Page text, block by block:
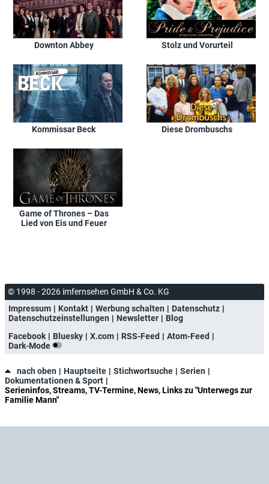
Downton Abbey Stolz und Vorurteil
Kommissar Beck Diese Drombuschs
Game of Thrones – Das
Lied von Eis und Feuer
© 1998 - 2026 imfernsehen GmbH & Co. KG
Impressum
Kontakt Werbung schalten
Datenschutz
Datenschutzeinstellungen
Newsletter
Blog
Facebook
Bluesky X.com RSS-Feed
Atom-Feed
Dark-Mode
nach oben Hauptseite Stichwortsuche
Serien
Dokumentationen & Sport
Serieninfos, Streams, TV-Termine, News, Links zu "Unterwegs zur
Familie Mann"